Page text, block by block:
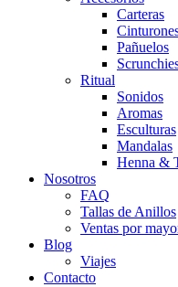
Carteras
Pañuelos
Ritual
Sonidos
Aromas
Esculturas
Mandalas
Henna &
Nosotros
FAQ
Tallas de Anillos
Ventas por
Blog
Viajes
Contacto